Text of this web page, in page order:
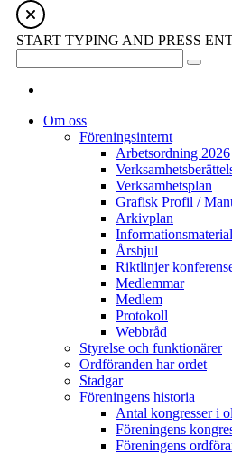
START TYPING AND PRESS
Om oss
Föreningsinternt
Arbetsordning 2026
Verksamhetsplan
Grafisk Profil /
Arkivplan
Informationsmaterial
Årshjul
Riktlinjer
Medlemmar
Medlem
Protokoll
Webbråd
Styrelse och funktionärer
Ordföranden har ordet
Stadgar
Föreningens historia
Antal kongresser i
Föreningens
Föreningens